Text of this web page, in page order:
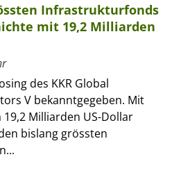
Infrastrukturfonds
mit 19,2 Milliarden
des KKR Global
V bekanntgegeben. Mit
Milliarden US-Dollar
bislang grössten